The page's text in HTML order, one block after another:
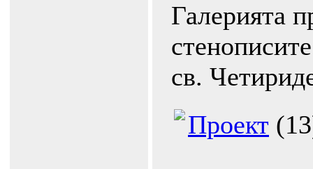
Галерията
св.
Проект